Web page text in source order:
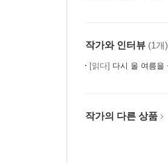
작가와 인터뷰 (1개)
[읽다] 다시 올 여름을
작가의 다른 상품